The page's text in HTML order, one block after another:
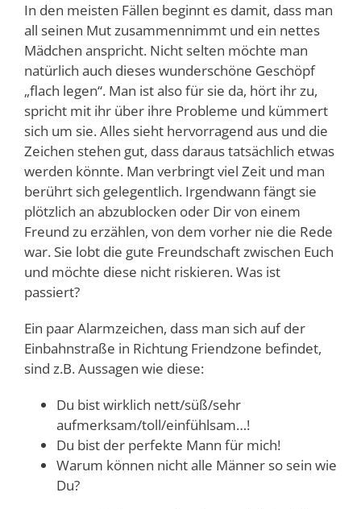
In den meisten Fällen beginnt es damit, dass man
all seinen Mut zusammennimmt und ein nettes
Mädchen anspricht. Nicht selten möchte man
natürlich auch dieses wunderschöne Geschöpf
„flach legen“. Man ist also für sie da, hört ihr zu,
spricht mit ihr über ihre Probleme und kümmert
sich um sie. Alles sieht hervorragend aus und die
Zeichen stehen gut, dass daraus tatsächlich etwas
werden könnte. Man verbringt viel Zeit und man
berührt sich gelegentlich. Irgendwann fängt sie
plötzlich an abzublocken oder Dir von einem
Freund zu erzählen, von dem vorher nie die Rede
war. Sie lobt die gute Freundschaft zwischen Euch
und möchte diese nicht riskieren. Was ist
passiert?
Ein paar Alarmzeichen, dass man sich auf der
Einbahnstraße in Richtung Friendzone befindet,
sind z.B. Aussagen wie diese:
Du bist wirklich nett/süß/sehr
aufmerksam/toll/einfühlsam…!
Du bist der perfekte Mann für mich!
Warum können nicht alle Männer so sein wie
Du?